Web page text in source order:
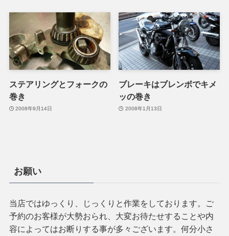
ステアリングとフォークの
巻き
2008年9月14日
ブレーキはブレンボでキメ
ッの巻き
2008年1月13日
お願い
当店ではゆっくり、じっくりと作業をしております。ご
予約のお客様が大勢おられ、大変お待たせすることや内
容によってはお断りする事が多々ございます。何分小さ